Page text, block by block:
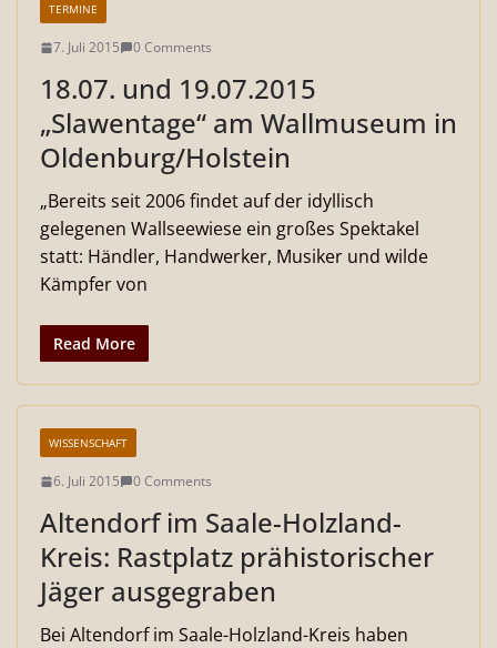
TERMINE
7. Juli 2015 0 Comments
18.07. und 19.07.2015
„Slawentage“ am Wallmuseum in
Oldenburg/Holstein
„Bereits seit 2006 findet auf der idyllisch
gelegenen Wallseewiese ein großes Spektakel
statt: Händler, Handwerker, Musiker und wilde
Kämpfer von
Read More
WISSENSCHAFT
6. Juli 2015 0 Comments
Altendorf im Saale-Holzland-
Kreis: Rastplatz prähistorischer
Jäger ausgegraben
Bei Altendorf im Saale-Holzland-Kreis haben